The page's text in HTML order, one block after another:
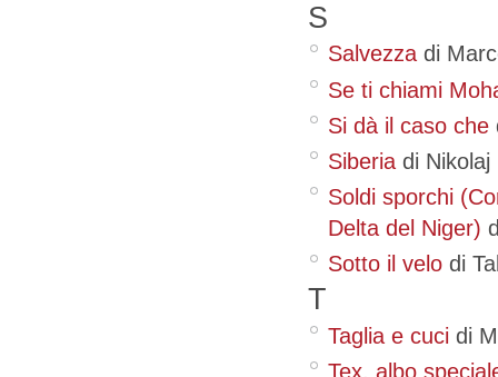
S
Salvezza di
Se ti chiami
Si dà il caso che
Siberia di Nikolaj
Soldi sporchi
Delta del Niger)
Sotto il velo di
T
Taglia e cuci di
Tex, albo